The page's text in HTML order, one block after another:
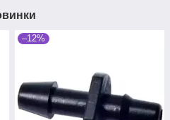
–12%